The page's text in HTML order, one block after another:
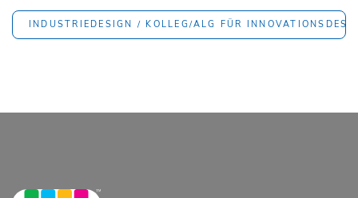
INDUSTRIEDESIGN / KOLLEG/ALG FÜR